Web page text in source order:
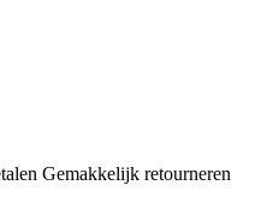
Gemakkelijk retourneren